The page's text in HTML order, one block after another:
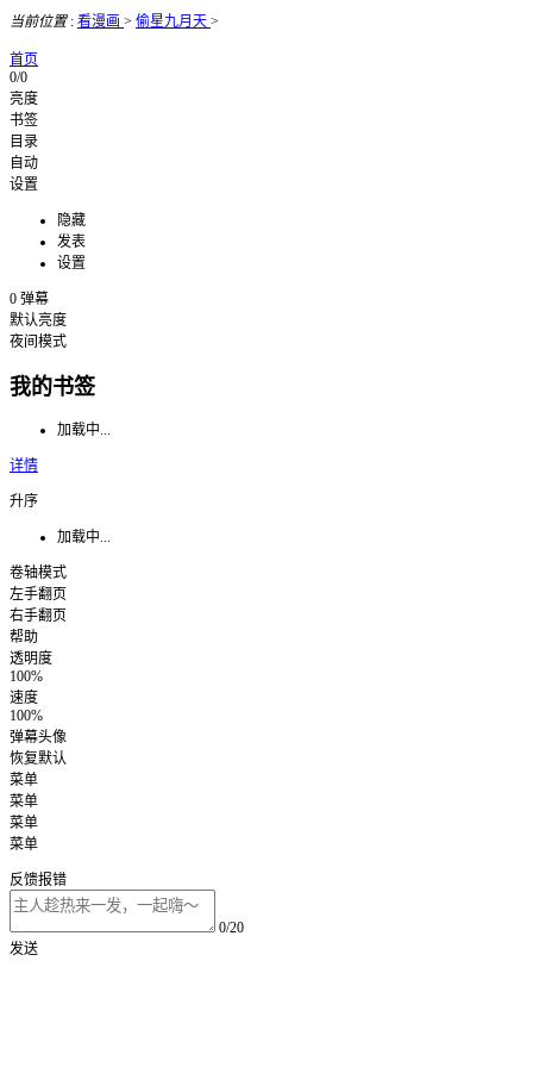
当前位置: 看漫画 > 偷星九月天 >
首页
0/0
亮度
书签
目录
自动
设置
隐藏
发表
设置
0 弹幕
默认亮度
夜间模式
我的书签
加载中...
详情
升序
加载中...
卷轴模式
左手翻页
右手翻页
帮助
透明度
100%
速度
100%
弹幕头像
恢复默认
菜单
菜单
菜单
菜单
反馈报错
0/20
发送